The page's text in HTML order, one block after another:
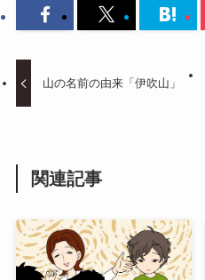
山の名前の由来「伊吹山」
関連記事